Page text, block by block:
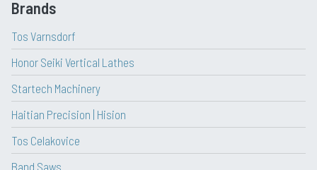
Brands
Tos Varnsdorf
Honor Seiki Vertical Lathes
Startech Machinery
Haitian Precision | Hision
Tos Celakovice
Band Saws